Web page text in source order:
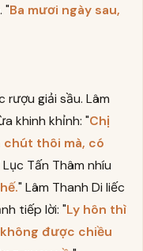
"Ba mươi ngày sau,
rượu giải sầu. Lâm
khinh khỉnh: "Chị
chút thôi mà, có
Lục Tấn Thâm nhíu
" Lâm Thanh Di liếc
tiếp lời: "Ly hôn thì
được chiều